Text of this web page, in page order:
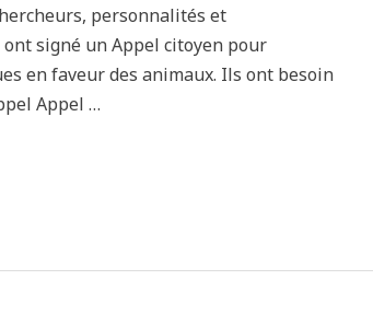
personnalités et
signé un Appel citoyen pour
en faveur des animaux. Ils ont besoin
Appel …